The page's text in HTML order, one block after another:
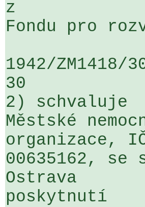
z
Fondu pro
1942/
30
2) schvaluje
Městské
organizace,
00635162, se
Ostrava
poskytnutí